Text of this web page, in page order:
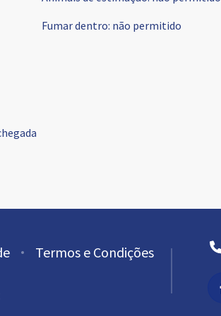
Fumar dentro: não permitido
Termos e Condições